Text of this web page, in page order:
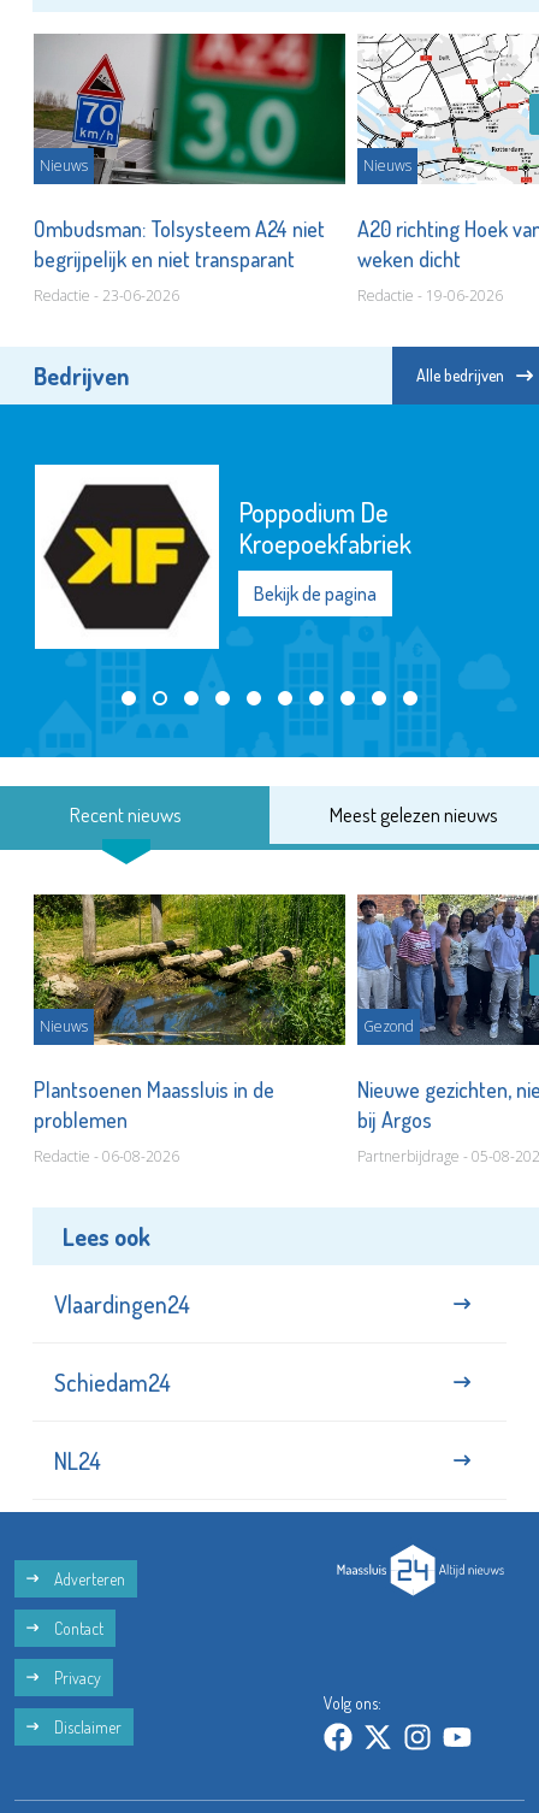
Nieuws
Ombudsman: Tolsysteem A24 niet
begrijpelijk en niet transparant
Redactie - 23-06-2026
Nieuws
A20 richting Hoek
weken dicht
Redactie - 19-06-2026
Bedrijven Alle bedrijven
Poppodium De
Kroepoekfabriek
Bekijk de pagina
Recent nieuws Meest gelezen nieuws
Nieuws
Plantsoenen Maassluis in de
problemen
Redactie - 06-08-2026
Gezond
Nieuwe gezichten,
bij Argos
Partnerbijdrage - 05-08-
Lees ook
Vlaardingen24
Schiedam24
NL24
Adverteren
Contact
Privacy
Disclaimer
Volg ons: